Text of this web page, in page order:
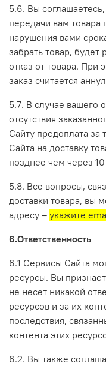
5.6. Вы
передачи вам товара
нарушения вами
забрать товар, будет
отказ от товара. При
заказ считается
5.7. В случае вашего
отсутствия
Сайту предоплата за
Сайта на доставку
позднее чем через
5.8. Все вопросы,
доставки товара, вы
адресу – укажите
6.Ответственность
6.1 Сервисы Сайта
ресурсы. Вы
не несет никакой
ресурсов и за их
последствия,
контента этих
6.2. Вы также